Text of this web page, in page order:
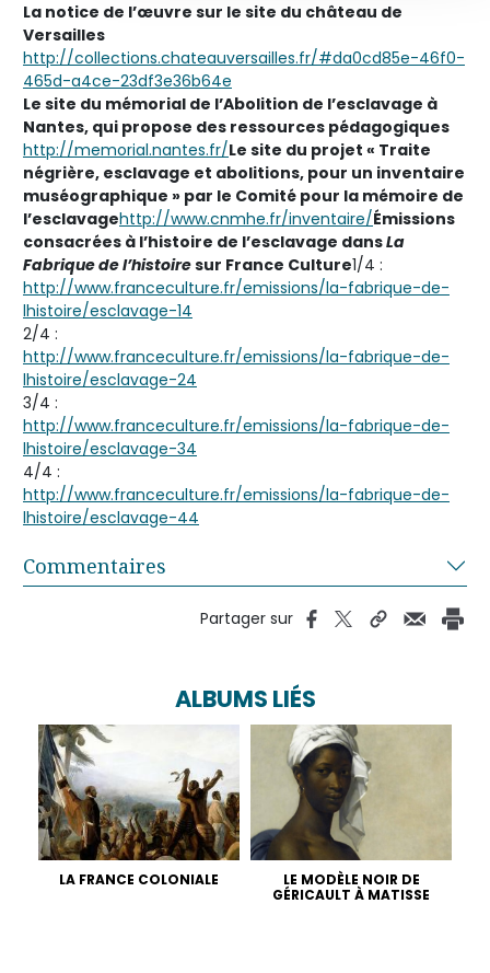
La notice de l’œuvre sur le site du château de
Versailles
http://collections.chateauversailles.fr/#da0cd85e-46f0-
465d-a4ce-23df3e36b64e
Le site du mémorial de l’Abolition de l’esclavage à
Nantes, qui propose des ressources pédagogiques
http://memorial.nantes.fr/Le site du projet « Traite
négrière, esclavage et abolitions, pour un inventaire
muséographique » par le Comité pour la mémoire de
l’esclavagehttp://www.cnmhe.fr/inventaire/Émissions
consacrées à l’histoire de l’esclavage dansLa
Fabrique de l’histoiresur France Culture1/4 :
http://www.franceculture.fr/emissions/la-fabrique-de-
lhistoire/esclavage-14
2/4 :
http://www.franceculture.fr/emissions/la-fabrique-de-
lhistoire/esclavage-24
3/4 :
http://www.franceculture.fr/emissions/la-fabrique-de-
lhistoire/esclavage-34
4/4 :
http://www.franceculture.fr/emissions/la-fabrique-de-
lhistoire/esclavage-44
Commentaires
Partager sur
ALBUMS LIÉS
LA FRANCE COLONIALE
LE MODÈLE NOIR DE
GÉRICAULT À MATISSE